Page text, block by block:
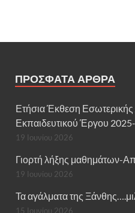
ΠΡΌΣΦΑΤΑ ΆΡΘΡΑ
Ετήσια Έκθεση Εσωτερικής
Εκπαιδευτικού Έργου
19 Ιουνίου 2026
Γιορτή λήξης μαθημάτων-
19 Ιουνίου 2026
Τα αγάλματα της
15 Ιουνίου 2026